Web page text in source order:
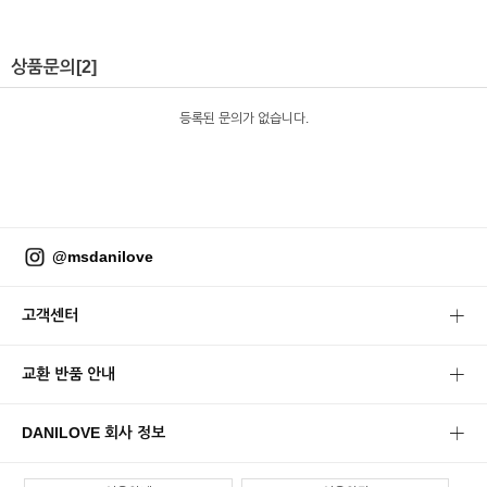
상품문의 [2]
등록된 문의가 없습니다.
@msdanilove
고객센터
교환 반품 안내
DANILOVE 회사 정보